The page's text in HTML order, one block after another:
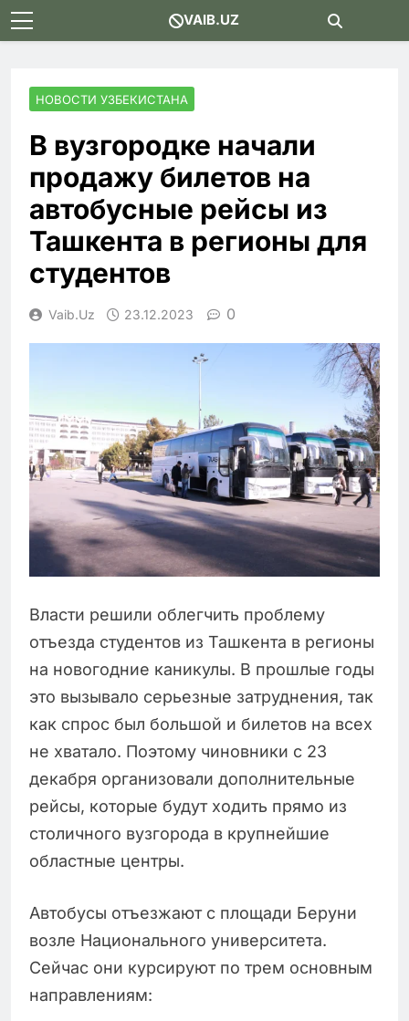
Skip
to
VAIB.UZ
НОВОСТИ УЗБЕКИСТАНА
В вузгородке начали
продажу билетов на
автобусные рейсы из
Ташкента в регионы для
студентов
Vaib.uz 23.12.2023 0
Власти решили облегчить проблему
отъезда студентов из Ташкента в регионы
на новогодние каникулы. В прошлые годы
это вызывало серьезные затруднения, так
как спрос был большой и билетов на всех
не хватало. Поэтому чиновники с 23
декабря организовали дополнительные
рейсы, которые будут ходить прямо из
столичного вузгорода в крупнейшие
областные центры.
Автобусы отъезжают с площади Беруни
возле Национального университета.
Сейчас они курсируют по трем основным
направлениям: